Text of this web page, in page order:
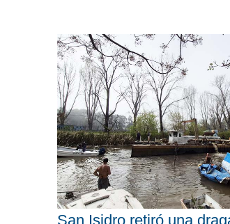
San Isidro retiró una